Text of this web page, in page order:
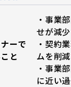
ーで
と
・事業
せが減
・契約
ムを削
・事業
に近い